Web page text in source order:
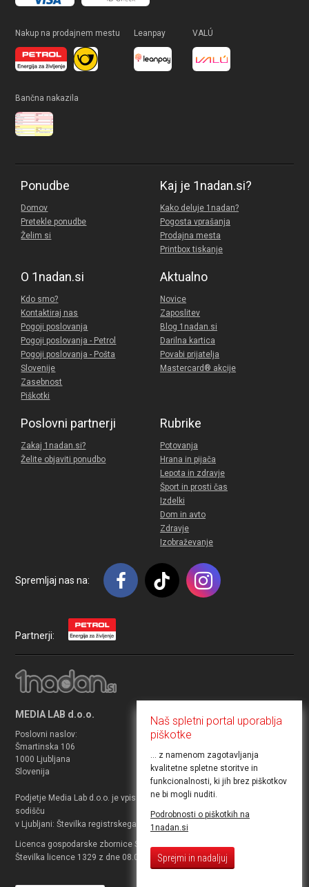
Nakup na prodajnem mestu Leanpay VALÚ
Bančna nakazila
Ponudbe
Domov
Pretekle ponudbe
Želim si
Kaj je 1nadan.si?
Kako deluje 1nadan?
Pogosta vprašanja
Prodajna mesta
Printbox tiskanje
O 1nadan.si
Kdo smo?
Kontaktiraj nas
Pogoji poslovanja
Pogoji poslovanja - Petrol
Pogoji poslovanja - Pošta
Slovenije
Zasebnost
Piškotki
Aktualno
Novice
Zaposlitev
Blog 1nadan.si
Darilna kartica
Povabi prijatelja
Mastercard® akcije
Poslovni partnerji
Zakaj 1nadan.si?
Želite objaviti ponudbo
Rubrike
Potovanja
Hrana in pijača
Lepota in zdravje
Šport in prosti čas
Izdelki
Dom in avto
Zdravje
Izobraževanje
Spremljaj nas na:
Partnerji:
MEDIA LAB d.o.o.
Poslovni naslov:
Šmartinska 106
1000 Ljubljana
Slovenija
TRR: SI56 1010 0004 8153 414
Davčni zavezanec: da
ID za DDV: SI27330486
Podjetje Media Lab d.o.o. je vpisano v sodni register pri Okrožnem
sodišču
v Ljubljani: Številka registrskega vpisa 2010/18231.
Licenca gospodarske zbornice Slovenije za prodajo potovanj.
Številka licence 1329 z dne 08.03.2012 za agenta.
Naš spletni portal uporablja
piškotke
... z namenom zagotavljanja
kvalitetne spletne storitve in
funkcionalnosti, ki jih brez piškotkov
ne bi mogli nuditi.
Podrobnosti o piškotkih na
1nadan.si
Sprejmi in nadaljuj